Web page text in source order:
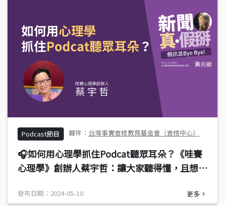
Podcast節目 台灣事實查核教育基金會（查核中心）
🎧如何用心理學抓住Podcat聽眾耳朵？《哇賽
心理學》創辦人蔡宇哲：讓大家聽得懂，且想要
發布日期：2024-05-10 更多